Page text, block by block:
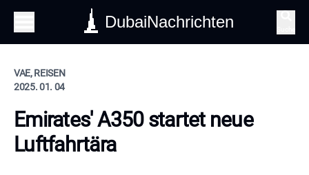
DubaiNachrichten
VAE, REISEN
2025. 01. 04
Emirates' A350 startet neue
Luftfahrtära